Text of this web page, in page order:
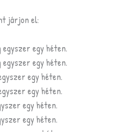
járjon el:
egy héten.
egy héten.
egy héten.
egy héten.
egy héten.
egy héten.